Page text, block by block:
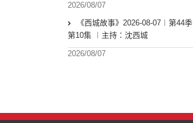
2026/08/07
《西城故事》2026-08-07︱第44季
第10集 ︱主持：沈西城
2026/08/07